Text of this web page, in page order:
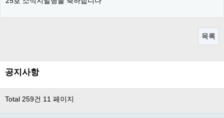
목록
공지사항
Total 259건 11 페이지